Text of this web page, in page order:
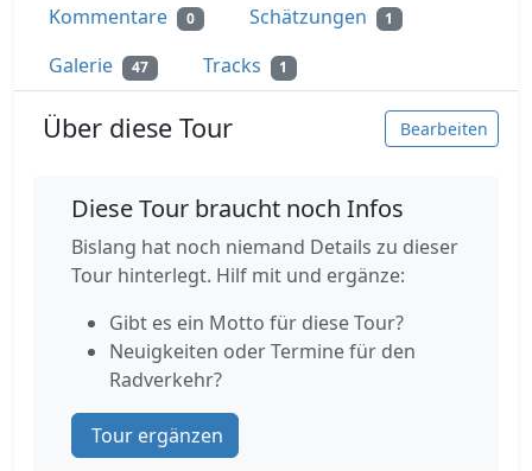
Kommentare 0 Schätzungen 1
Galerie 47 Tracks 1
Über diese Tour Bearbeiten
Diese Tour braucht noch Infos
Bislang hat noch niemand Details zu dieser
Tour hinterlegt. Hilf mit und ergänze:
Gibt es ein Motto für diese Tour?
Neuigkeiten oder Termine für den
Radverkehr?
Tour ergänzen